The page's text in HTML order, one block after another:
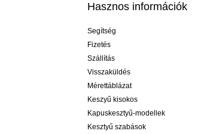
Hasznos információk
Segítség
Fizetés
Szállítás
Visszaküldés
Mérettáblázat
Keszyű kisokos
Kapuskesztyű-modellek
Kesztyű szabások